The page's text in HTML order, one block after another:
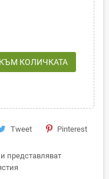
КОЛИЧКАТА
Tweet Pinterest
представляват